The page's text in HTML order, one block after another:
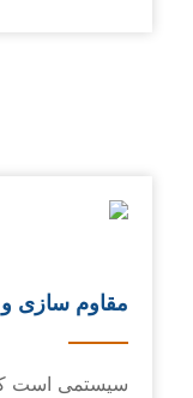
مقاوم سازی
سیستمی است